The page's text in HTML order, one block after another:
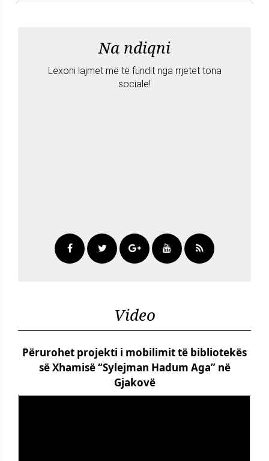
Na ndiqni
Lexoni lajmet më të fundit nga rrjetet tona
sociale!
Video
Përurohet projekti i mobilimit të bibliotekës
së Xhamisë “Sylejman Hadum Aga” në
Gjakovë